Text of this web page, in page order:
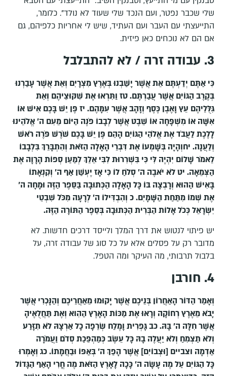
שלי שכבר נפטר, ועם הנכד שלי שעוד לא נולד". כלומר,
התייעצתי עם העבר ועם העתיד, שיש לי אחריות כלפיהם, גם
אם הם לא נוכחים כאן פיזית.
3. עבודה זרה / לא להתבלבל
כִּי אַתֶּם יְדַעְתֶּם אֵת אֲשֶׁר יָשַׁבְנוּ בְּאֶרֶץ מִצְרָיִם וְאֵת אֲשֶׁר עָבַרְנוּ
בְּקֶרֶב הַגּוֹיִם אֲשֶׁר עֲבַרְתֶּם. טז וַתִּרְאוּ אֶת שִׁקּוּצֵיהֶם וְאֵת
גִּלֻּלֵיהֶם עֵץ וָאֶבֶן כֶּסֶף וְזָהָב אֲשֶׁר עִמָּהֶם. יז פֶּן יֵשׁ בָּכֶם אִישׁ אוֹ
אִשָּׁה אוֹ מִשְׁפָּחָה אוֹ שֵׁבֶט אֲשֶׁר לְבָבוֹ פֹנֶה הַיּוֹם מֵעִם ה' אֱלֹהֵינוּ
לָלֶכֶת לַעֲבֹד אֶת אֱלֹהֵי הַגּוֹיִם הָהֵם פֶּן יֵשׁ בָּכֶם שֹׁרֶשׁ פֹּרֶה רֹאשׁ
וְלַעֲנָה. יחוְהָיָה בְּשָׁמְעוֹ אֶת דִּבְרֵי הָאָלָה הַזֹּאת וְהִתְבָּרֵךְ בִּלְבָבוֹ
לֵאמֹר שָׁלוֹם יִהְיֶה לִּי כִּי בִּשְׁרִרוּת לִבִּי אֵלֵךְ לְמַעַן סְפוֹת הָרָוָה אֶת
הַצְּמֵאָה. יט לֹא יֹאבֶה ה' סְלֹחַ לוֹ כִּי אָז יֶעְשַׁן אַף ה' וְקִנְאָתוֹ
בָּאִישׁ הַהוּא וְרָבְצָה בּוֹ כָּל הָאָלָה הַכְּתוּבָה בַּסֵּפֶר הַזֶּה וּמָחָה ה'
אֶת שְׁמוֹ מִתַּחַת הַשָּׁמָיִם. כ וְהִבְדִּילוֹ ה' לְרָעָה מִכֹּל שִׁבְטֵי
יִשְׂרָאֵל כְּכֹל אָלוֹת הַבְּרִית הַכְּתוּבָה בְּסֵפֶר הַתּוֹרָה הַזֶּה.
יש פיתוי לנטוש את דרך המלך ולייסד דרכים חדשות. לא
מדובר רק על פסלים אלא על כל סוג של עבודה זרה, על
בלבול תרבותי, מה העיקר ומה הטפל.
4. חורבן
וְאָמַר הַדּוֹר הָאַחֲרוֹן בְּנֵיכֶם אֲשֶׁר יָקוּמוּ מֵאַחֲרֵיכֶם וְהַנָּכְרִי אֲשֶׁר
יָבֹא מֵאֶרֶץ רְחוֹקָה וְרָאוּ אֶת מַכּוֹת הָאָרֶץ הַהִוא וְאֶת תַּחֲלֻאֶיהָ
אֲשֶׁר חִלָּה ה' בָּהּ. כב גָּפְרִית וָמֶלַח שְׂרֵפָה כָל אַרְצָהּ לֹא תִזָּרַע
וְלֹא תַצְמִחַ וְלֹא יַעֲלֶה בָהּ כָּל עֵשֶׂב כְּמַהְפֵּכַת סְדֹם וַעֲמֹרָה
אַדְמָה וצביים [וּצְבוֹיִם] אֲשֶׁר הָפַךְ ה' בְּאַפּוֹ וּבַחֲמָתוֹ. כג וְאָמְרוּ
כָּל הַגּוֹיִם עַל מֶה עָשָׂה ה' כָּכָה לָאָרֶץ הַזֹּאת מֶה חֳרִי הָאַף הַגָּדוֹל